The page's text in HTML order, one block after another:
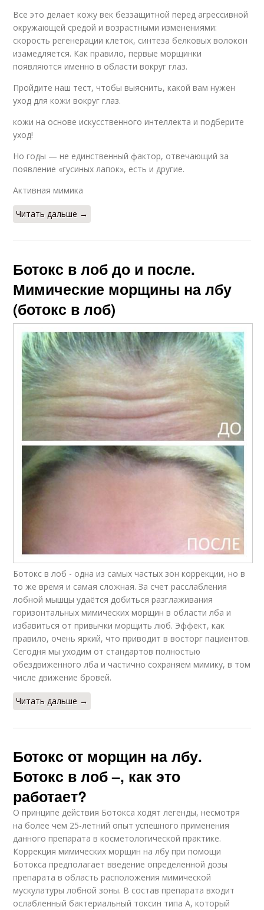
Все это делает кожу век беззащитной перед агрессивной
окружающей средой и возрастными изменениями:
скорость регенерации клеток, синтеза белковых волокон
изамедляется. Как правило, первые морщинки
появляются именно в области вокруг глаз.
Пройдите наш тест, чтобы выяснить, какой вам нужен
уход для кожи вокруг глаз.
кожи на основе искусственного интеллекта и подберите
уход!
Но годы — не единственный фактор, отвечающий за
появление «гусиных лапок», есть и другие.
Активная мимика
Читать дальше →
Ботокс в лоб до и после.
Мимические морщины на лбу
(ботокс в лоб)
Ботокс в лоб - одна из самых частых зон коррекции, но в
то же время и самая сложная. За счет расслабления
лобной мышцы удаётся добиться разглаживания
горизонтальных мимических морщин в области лба и
избавиться от привычки морщить люб. Эффект, как
правило, очень яркий, что приводит в восторг пациентов.
Сегодня мы уходим от стандартов полностью
обездвиженного лба и частично сохраняем мимику, в том
числе движение бровей.
Читать дальше →
Ботокс от морщин на лбу.
Ботокс в лоб –, как это
работает?
О принципе действия Ботокса ходят легенды, несмотря
на более чем 25-летний опыт успешного применения
данного препарата в косметологической практике.
Коррекция мимических морщин на лбу при помощи
Ботокса предполагает введение определенной дозы
препарата в область расположения мимической
мускулатуры лобной зоны. В состав препарата входит
ослабленный бактериальный токсин типа А, который